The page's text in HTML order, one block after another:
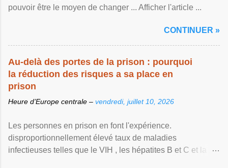
pouvoir être le moyen de changer ... Afficher l'article ...
CONTINUER »
Au-delà des portes de la prison : pourquoi
la réduction des risques a sa place en
prison
Heure d’Europe centrale – vendredi, juillet 10, 2026
Les personnes en prison en font l'expérience.
disproportionnellement élevé taux de maladies
infectieuses telles que le VIH , les hépatites B et C et la ...